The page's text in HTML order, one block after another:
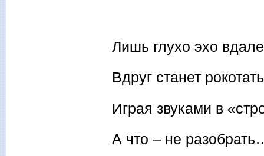
Лишь глухо эхо
Вдруг станет
Играя звуками в
А что – не